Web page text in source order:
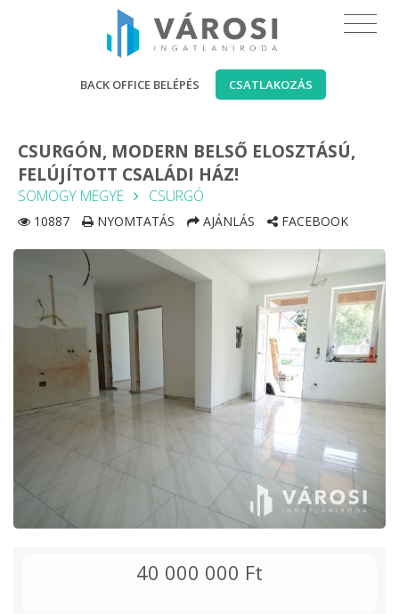
BACK OFFICE BELÉPÉS CSATLAKOZÁS
CSURGÓN, MODERN BELSŐ ELOSZTÁSÚ,
FELÚJÍTOTT CSALÁDI HÁZ!
SOMOGY MEGYE CSURGÓ
10887 NYOMTATÁS AJÁNLÁS FACEBOOK
40 000 000 Ft